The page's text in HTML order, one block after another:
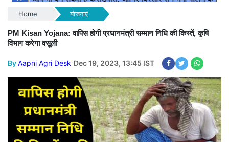
Home योजनाएं
PM Kisan Yojana: वापिस होगी प्रधानमंत्री सम्मान निधि की किस्तें, कृषि
विभाग करेगा वसूली
ByAapni Agri Desk Dec 19, 2023, 13:45 IST